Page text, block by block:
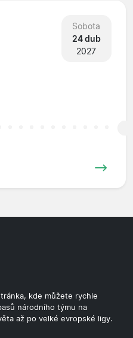
Sobota
24 dub
2027
kde můžete rychle
národního týmu na
až po velké evropské ligy.